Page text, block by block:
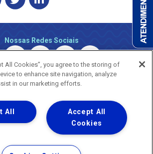
Nossas Redes Sociais
Copyright © 2026 - Todos os Direitos Reservados.
Nossa natureza movimenta a vida
de Uso de Sites e Aplicativos
All Cookies”, you agree to the storing of
to enhance site navigation, analyze
in our marketing efforts.
Accept All
Cookies
All